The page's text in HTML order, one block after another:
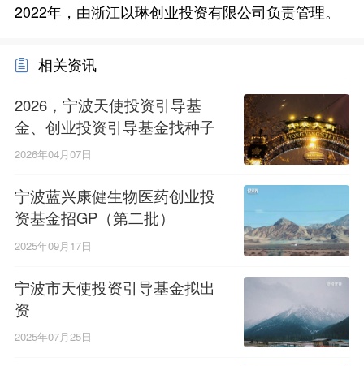
2022年，由浙江以琳创业投资有限公司负责管理。
相关资讯
2026，宁波天使投资引导基
金、创业投资引导基金找种子
直投项目
2026年04月07日
宁波蓝兴康健生物医药创业投
资基金招GP（第二批）
2025年09月17日
宁波市天使投资引导基金拟出
资
2025年07月25日